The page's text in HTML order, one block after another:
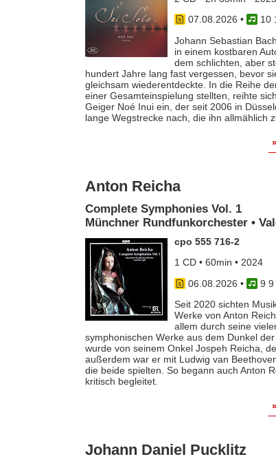
07.08.2026 •
10
Johann Sebastian
in einem kostbaren
dem schlichten, aber
hundert Jahre lang fast vergessen, bevor
gleichsam wiederentdeckte. In die Reihe
einer Gesamteinspielung stellten, reihte
Geiger Noé Inui ein, der seit 2006 in
lange Wegstrecke nach, die ihn allmählich
Anton Reicha
Complete Symphonies Vol. 1
Münchner Rundfunkorchester •
cpo 555 716-2
1 CD • 60min • 2024
06.08.2026 •
9 9
Seit 2020 sichten
Werke von Anton
allem durch seine
symphonischen Werke aus dem Dunkel
wurde von seinem Onkel Jospeh Reicha,
außerdem war er mit Ludwig van
die beide spielten. So begann auch Anton
kritisch begleitet.
Johann Daniel Pucklitz